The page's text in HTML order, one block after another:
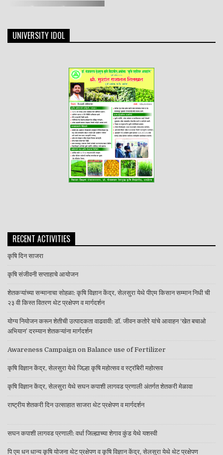
UNIVERSITY IDOL
RECENT ACTIVITIES
कृषि दिन साजरा
कृषि संजीवनी सप्ताहाचे आयोजन
शेतकऱ्यांच्या सन्मानाचा सोहळा: कृषि विज्ञान केंद्र, सेलसुरा येथे पीएम किसान सम्मान निधी ची
२३ वी किस्त वितरण थेट प्रक्षेपण व मार्गदर्शन
योग्य नियोजन करून शेतीची उत्पादकता वाढवावी: डॉ. जीवन कतोरे यांचे आवाहन ‘खेत बचाओ
अभियान’ दरम्यान शेतकऱ्यांना मार्गदर्शन
Awareness Campaign on Balance use of Fertilizer
कृषि विज्ञान केंद्र, सेलसुरा येथे जिल्हा कृषि महोत्सव व स्ट्रॉबेरी महोत्सव
कृषि विज्ञान केंद्र, सेलसुरा येथे सघन कपाशी लागवड प्रणाली अंतर्गत शेतकरी मेळावा
राष्ट्रीय शेतकरी दिन उत्साहात साजरा थेट प्रक्षेपण व मार्गदर्शन
सघन कपाशी लागवड प्रणाली: वर्धा जिल्ह्याच्या शेगाव कुंड येथे यशस्वी
पि एम धन धान्य कृषि योजना थेट प्रक्षेपण व कृषि विज्ञान केंद्र, सेलसुरा येथे थेट प्रक्षेपण